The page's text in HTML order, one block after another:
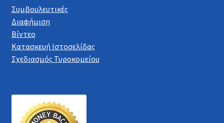
Συμβουλευτικές
Διαφήμιση
Βίντεο
Κατασκευή Ιστοσελίδας
Σχεδιασμός Τυροκομείου